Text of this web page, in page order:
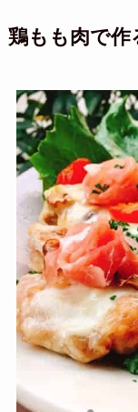
鶏もも肉で作